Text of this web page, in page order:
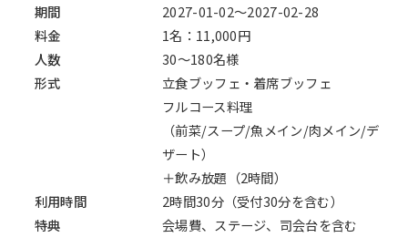
期間
2027-01-02～2027-02-28
料金
1名：11,000円
人数
30～180名様
形式
立食ブッフェ・着席ブッフェ
フルコース料理
（前菜/スープ/魚メイン/肉メイン/デ
ザート）
＋飲み放題（2時間）
利用時間
2時間30分（受付30分を含む）
特典
会場費、ステージ、司会台を含む